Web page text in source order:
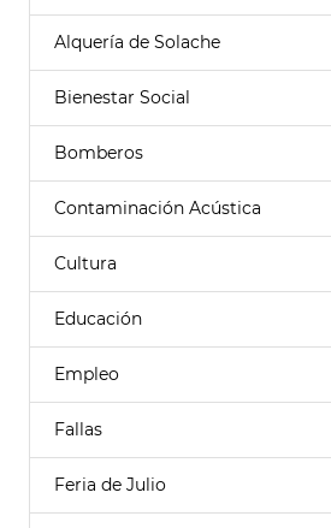
Alquería de Solache
Bienestar Social
Bomberos
Contaminación Acústica
Cultura
Educación
Empleo
Fallas
Feria de Julio